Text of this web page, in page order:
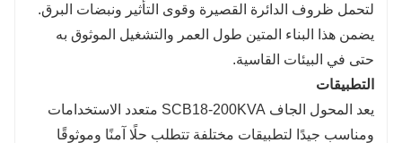
لتحمل ظروف الدائرة القصيرة وقوى التأثير ونبضات البرق.
يضمن هذا البناء المتين طول العمر والتشغيل الموثوق به
حتى في البيئات القاسية.
التطبيقات
يعد المحول الجاف SCB18-200KVA متعدد الاستخدامات
ومناسب جيدًا لتطبيقات مختلفة تتطلب حلًا آمنًا وموثوقًا